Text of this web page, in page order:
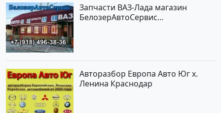
Запчасти ВАЗ-Лада магазин
БелозерАвтоСервис
Авторазбор Европа Авто Юг х.
Ленина Краснодар